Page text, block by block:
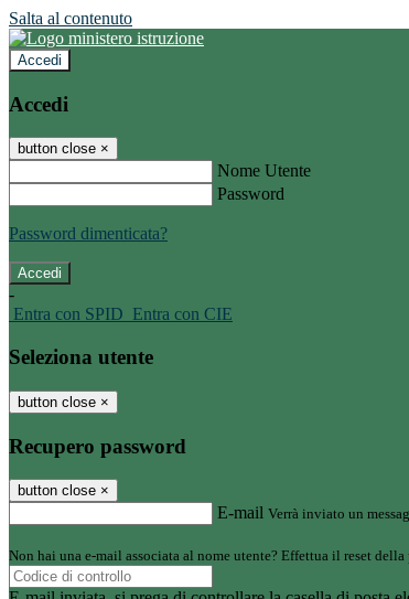
Salta al contenuto
Accedi
Accedi
button close ×
Nome Utente
Password
Password dimenticata?
-
Entra con SPID Entra con CIE
Seleziona utente
button close ×
Recupero password
button close ×
E-mail Verrà inviato un
Non hai una e-mail associata al nome utente? Effettua il reset della